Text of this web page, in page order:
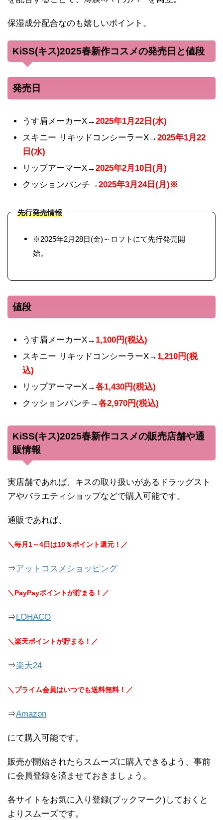
保湿成分配合なのも嬉しいポイント。
KiSS(キス)2025春新作コスメの発売日と値段
発売日
うす眉メーカーX→2025年1月22日(水)
スキニー リキッドコンシーラーX→2025年1月22
日(水)
リップアーマーX→2025年2月10日(月)
クッションパンチ→2025年3月24日(月)※
先行発売情報
※2025年2月28日(金)～ロフトにて先行発売開
始。
値段
うす眉メーカーX→ 1,100円(税込)
スキニー リキッドコンシーラーX→ 1,210円(税
込)
リップアーマーX→各1,430円(税込)
クッションパンチ→各2,970円(税込)
KiSS(キス)2025春新作コスメの販売店舗や通
販情報
実店舗であれば、キスの取り扱いがあるドラッグスト
アやバラエティショップなどで購入可能です。
通販であれば、
＼毎月1～4日は10％ポイント還元！／
⇒アットコスメショッピング
＼PayPayポイントが貯まる！／
⇒LOHACO
＼楽天ポイントが貯まる！／
⇒楽天24
＼プライム会員はいつでも送料無料！／
⇒Amazon
にて購入可能です。
販売が開始されたらスムーズに購入できるよう、事前
に会員登録を済ませておきましょう。
各サイトをお気に入り登録(ブックマーク)しておくと
よりスムーズです。